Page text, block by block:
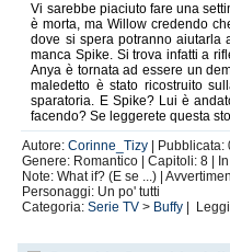
Vi sarebbe piaciuto fare una
è morta, ma Willow credendo
dove si spera potranno aiutarla
manca Spike. Si trova infatti a
Anya è tornata ad essere un
maledetto è stato ricostruito
sparatoria. E Spike? Lui è
facendo? Se leggerete questa
Autore:Corinne_Tizy |
Genere: Romantico | Capitoli: 8 |
Note: What if? (E se ...) |
Personaggi: Un po' tutti
Categoria:Serie TV > Buffy |